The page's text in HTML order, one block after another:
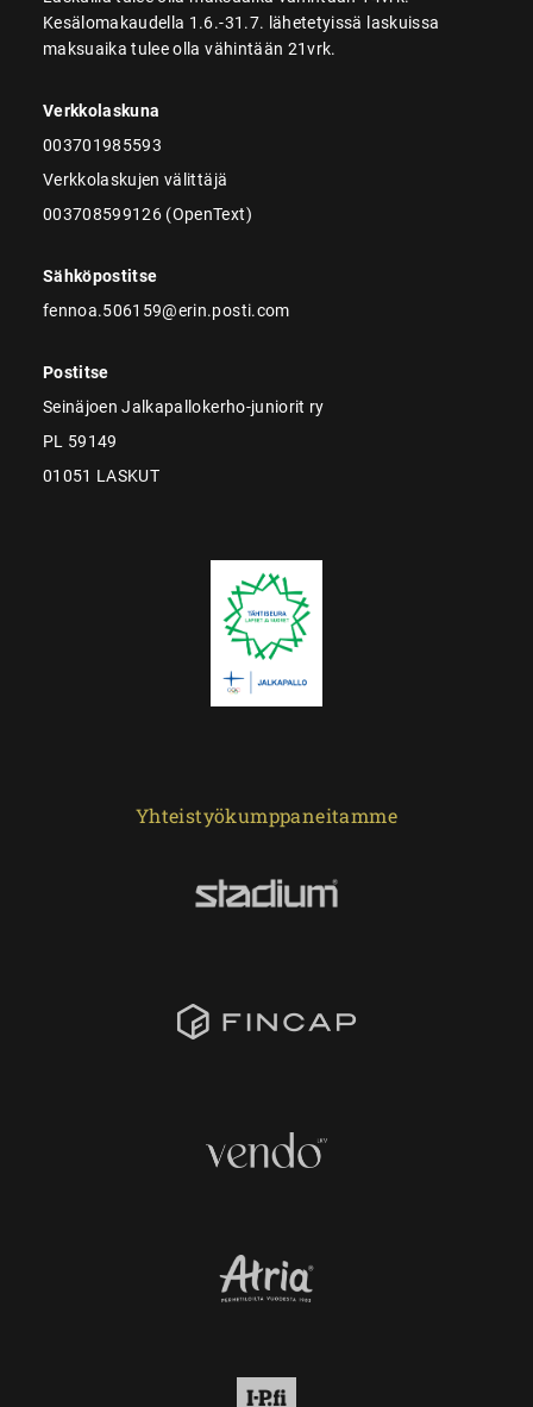
Kesälomakaudella 1.6.-31.7. lähetetyissä laskuissa
maksuaika tulee olla vähintään 21vrk.
Verkkolaskuna
003701985593
Verkkolaskujen välittäjä
003708599126 (OpenText)
Sähköpostitse
fennoa.506159@erin.posti.com
Postitse
Seinäjoen Jalkapallokerho-juniorit ry
PL 59149
01051 LASKUT
Yhteistyökumppaneitamme